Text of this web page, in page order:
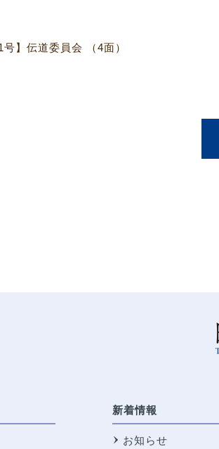
号】伝道委員会 （4面）
新着情報
お知らせ